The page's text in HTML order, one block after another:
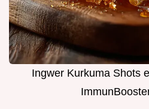
Ingwer Kurkuma Shots